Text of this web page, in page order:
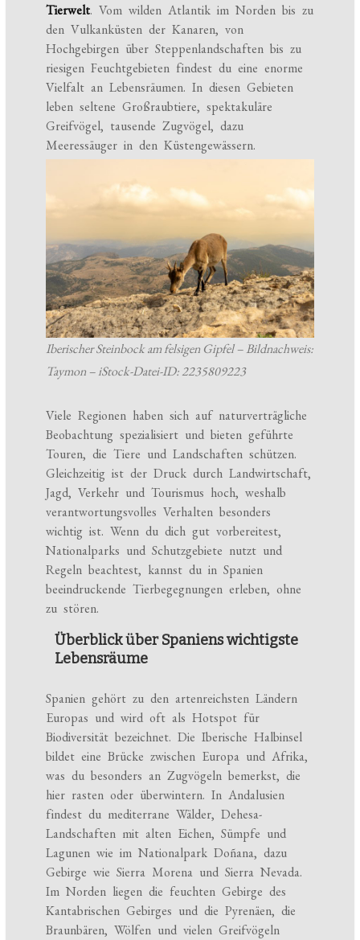
Tierwelt. Vom wilden Atlantik im Norden bis zu
den Vulkanküsten der Kanaren, von
Hochgebirgen über Steppenlandschaften bis zu
riesigen Feuchtgebieten findest du eine enorme
Vielfalt an Lebensräumen. In diesen Gebieten
leben seltene Großraubtiere, spektakuläre
Greifvögel, tausende Zugvögel, dazu
Meeressäuger in den Küstengewässern.
Iberischer Steinbock am felsigen Gipfel – Bildnachweis:
Taymon – iStock-Datei-ID: 2235809223
Viele Regionen haben sich auf naturverträgliche
Beobachtung spezialisiert und bieten geführte
Touren, die Tiere und Landschaften schützen.
Gleichzeitig ist der Druck durch Landwirtschaft,
Jagd, Verkehr und Tourismus hoch, weshalb
verantwortungsvolles Verhalten besonders
wichtig ist. Wenn du dich gut vorbereitest,
Nationalparks und Schutzgebiete nutzt und
Regeln beachtest, kannst du in Spanien
beeindruckende Tierbegegnungen erleben, ohne
zu stören.
Überblick über Spaniens wichtigste
Lebensräume
Spanien gehört zu den artenreichsten Ländern
Europas und wird oft als Hotspot für
Biodiversität bezeichnet. Die Iberische Halbinsel
bildet eine Brücke zwischen Europa und Afrika,
was du besonders an Zugvögeln bemerkst, die
hier rasten oder überwintern. In Andalusien
findest du mediterrane Wälder, Dehesa-
Landschaften mit alten Eichen, Sümpfe und
Lagunen wie im Nationalpark Doñana, dazu
Gebirge wie Sierra Morena und Sierra Nevada.
Im Norden liegen die feuchten Gebirge des
Kantabrischen Gebirges und die Pyrenäen, die
Braunbären, Wölfen und vielen Greifvögeln